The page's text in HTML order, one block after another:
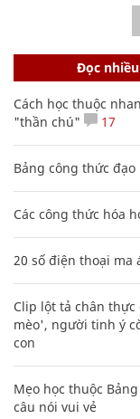
Đọc nhiều
Cách học thuộc
"thần chú"
17
Bảng công thức
Các công thức hóa
20 số điện thoại ma
Clip lột tả chân
mèo', người tinh ý
con
Mẹo học thuộc
câu nói vui vẻ